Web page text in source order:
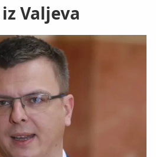
iz Valjeva